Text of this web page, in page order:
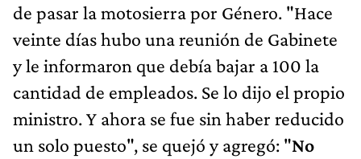
de pasar la motosierra por Género. "Hace
veinte días hubo una reunión de Gabinete
y le informaron que debía bajar a 100 la
cantidad de empleados. Se lo dijo el propio
ministro. Y ahora se fue sin haber reducido
un solo puesto", se quejó y agregó: "No